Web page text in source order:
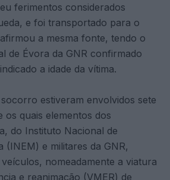
ferimentos considerados
e foi transportado para o
a mesma fonte, tendo o
de Évora da GNR confirmado
a idade da vítima.
estiveram envolvidos sete
os quais elementos dos
do Instituto Nacional de
(INEM) e militares da GNR,
nomeadamente a viatura
e reanimação (VMER) de